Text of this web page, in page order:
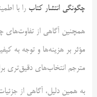
چگونگی انتشار کتاب را با
همچنین آگاهی از تفاوت‌های
مؤثر بر هزینه‌ها و توجه به
مترجم انتخاب‌های دقیق‌تری
به همین دلیل، آگاهی از